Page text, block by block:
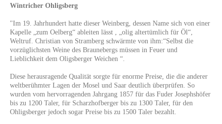
Wintricher Ohligsberg
"Im 19. Jahrhundert hatte dieser Weinberg, dessen Name sich von einer
Kapelle „zum Oelberg“ ableiten lässt , „olig altertümlich für Öl“,
Weltruf. Christian von Stramberg schwärmte von ihm:“Selbst die
vorzüglichsten Weine des Braunebergs müssen in Feuer und
Lieblichkeit dem Oligsberger Weichen “.
Diese herausragende Qualität sorgte für enorme Preise, die die anderer
weltberühmter Lagen der Mosel und Saar deutlich überprüfen. So
wurden vom hervorragenden Jahrgang 1857 für das Fuder Josephshöfer
bis zu 1200 Taler, für Scharzhofberger bis zu 1300 Taler, für den
Ohligsberger jedoch sogar Preise bis zu 1500 Taler bezahlt.